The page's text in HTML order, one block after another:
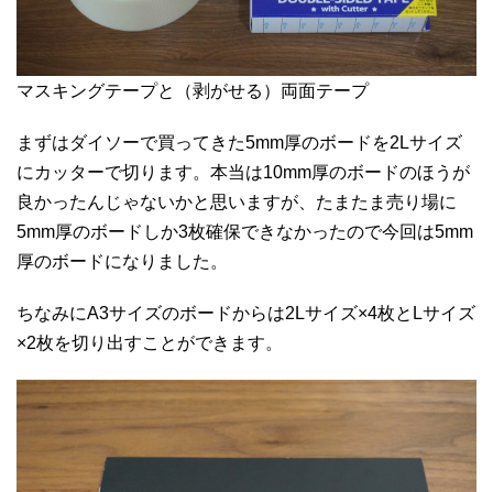
マスキングテープと（剥がせる）両面テープ
まずはダイソーで買ってきた5mm厚のボードを2Lサイズ
にカッターで切ります。本当は10mm厚のボードのほうが
良かったんじゃないかと思いますが、たまたま売り場に
5mm厚のボードしか3枚確保できなかったので今回は5mm
厚のボードになりました。
ちなみにA3サイズのボードからは2Lサイズ×4枚とLサイズ
×2枚を切り出すことができます。